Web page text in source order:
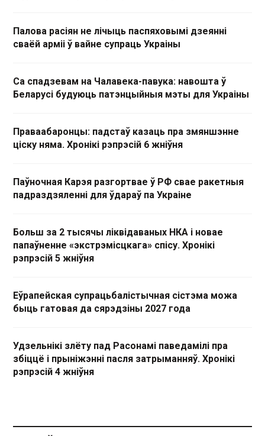
Палова расіян не лічыць паспяховымі дзеянні
сваёй арміі ў вайне супраць Украіны
Са спадзевам на Чалавека-павука: навошта ў
Беларусі будуюць патэнцыйныя мэты для Украіны
Праваабаронцы: падстаў казаць пра змяншэнне
ціску няма. Хронікі рэпрэсій 6 жніўня
Паўночная Карэя разгортвае ў РФ свае ракетныя
падраздзяленні для ўдараў па Украіне
Больш за 2 тысячы ліквідаваных НКА і новае
папаўненне «экстрэмісцкага» спісу. Хронікі
рэпрэсій 5 жніўня
Еўрапейская супрацьбалістычная сістэма можа
быць гатовая да сярэдзіны 2027 года
Удзельнікі злёту пад Расонамі паведамілі пра
збіццё і прыніжэнні пасля затрыманняў. Хронікі
рэпрэсій 4 жніўня